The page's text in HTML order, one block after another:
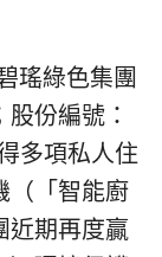
瑤綠色集團
份編號：
多項私人住
（「智能廚
近期再度贏